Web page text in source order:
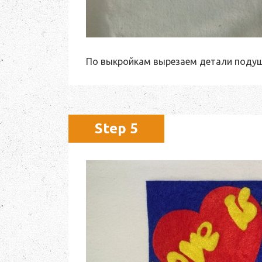
По выкройкам вырезаем детали
Step 5